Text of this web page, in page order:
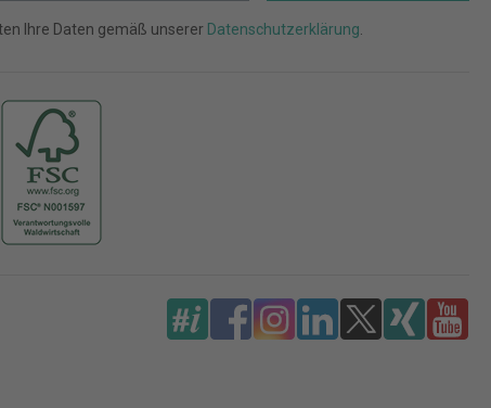
Ihre Daten gemäß unserer Datenschutzerklärung